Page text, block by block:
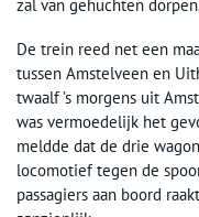
zal van gehuchten
De trein reed net een
tussen Amstelveen en
twaalf ’s morgens uit
was vermoedelijk het
meldde dat de drie
locomotief tegen de
passagiers aan boord